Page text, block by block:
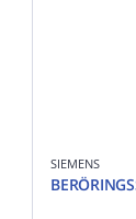
SIEMENS